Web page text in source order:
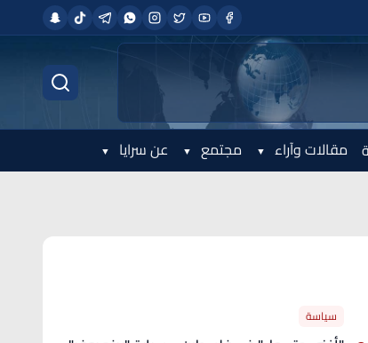
مقالات وآراء مجتمع عن سرايا
سياسة